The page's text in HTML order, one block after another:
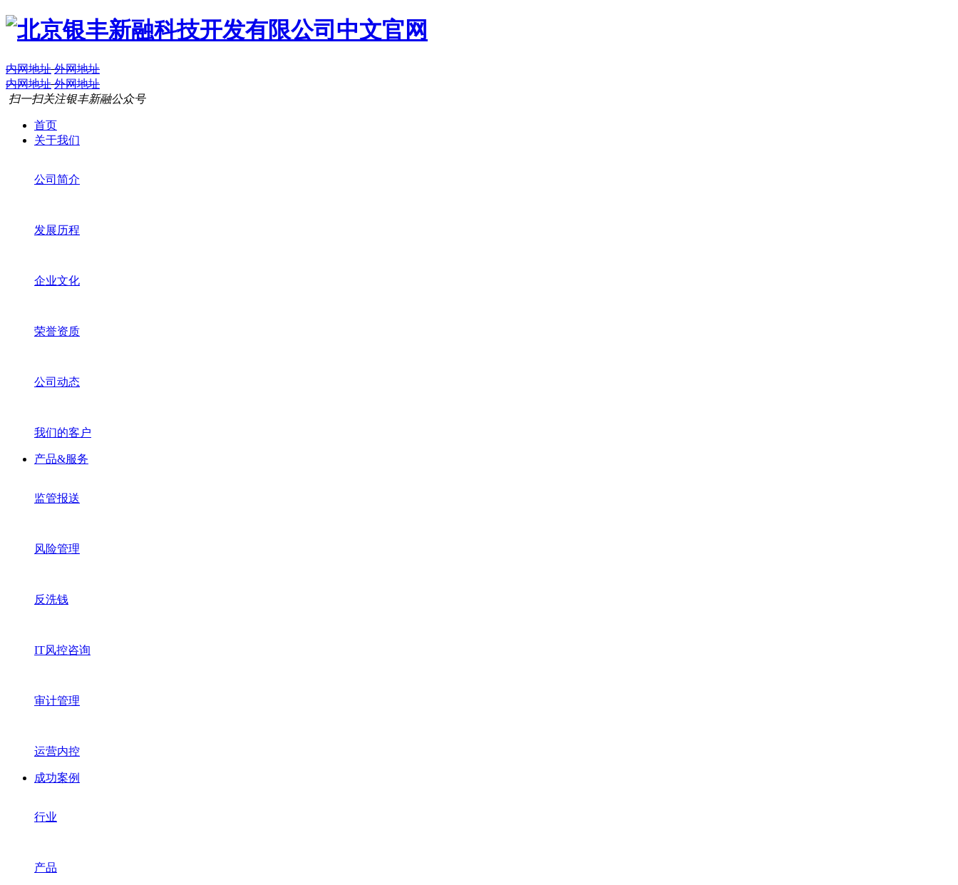
内网地址 外网地址
内网地址 外网地址
扫一扫关注银丰新融公众号
首页
关于我们
公司简介
发展历程
企业文化
荣誉资质
公司动态
我们的客户
产品&服务
监管报送
风险管理
反洗钱
IT风控咨询
审计管理
运营内控
成功案例
行业
产品